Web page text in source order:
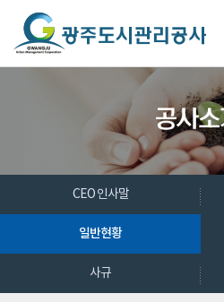
CEO 인사말
일반현황
사규